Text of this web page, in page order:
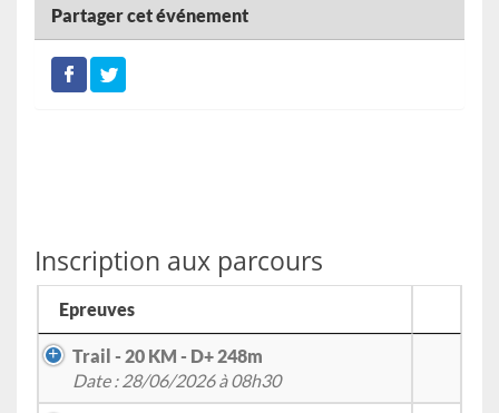
Partager cet événement
Inscription aux parcours
Epreuves
Trail - 20 KM - D+ 248m
Date : 28/06/2026 à 08h30